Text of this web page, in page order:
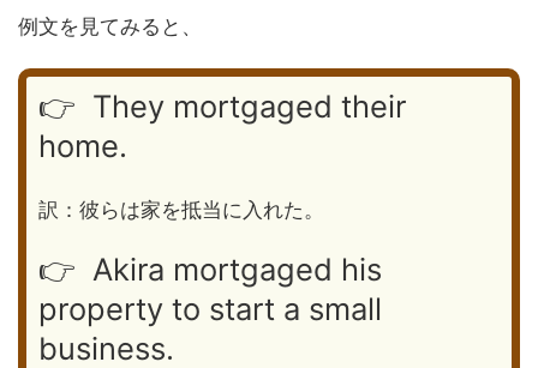
例文を見てみると、
👉 They mortgaged their
home.
訳：彼らは家を抵当に入れた。
👉 Akira mortgaged his
property to start a small
business.